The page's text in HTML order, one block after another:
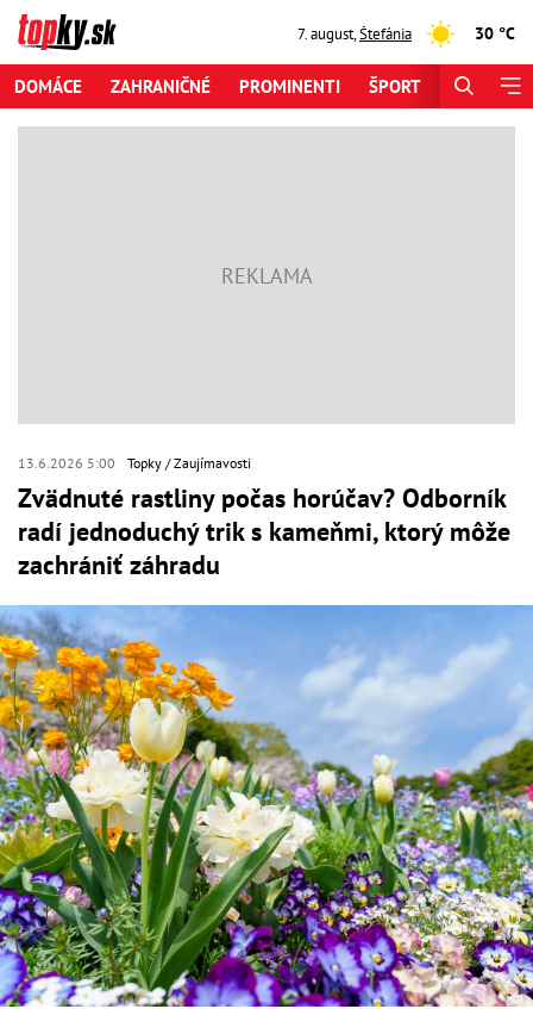
7. august,Štefánia 30 °C
DOMÁCE ZAHRANIČNÉ PROMINENTI ŠPORT
13.6.2026 5:00 Topky Zaujímavosti
Zvädnuté rastliny počas horúčav? Odborník
radí jednoduchý trik s kameňmi, ktorý môže
zachrániť záhradu